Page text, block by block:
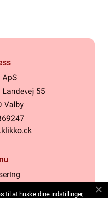
til at huske dine indstillinger,